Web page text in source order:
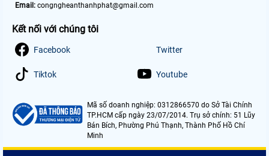
Email: congngheanthanhphat@gmail.com
Kết nối với chúng tôi
Facebook Twitter
Tiktok Youtube
Mã số doanh nghiệp: 0312866570 do Sở Tài Chính
TP.HCM cấp ngày 23/07/2014. Trụ sở chính: 51 Lũy
Bán Bích, Phường Phú Thạnh, Thành Phố Hồ Chí
Minh